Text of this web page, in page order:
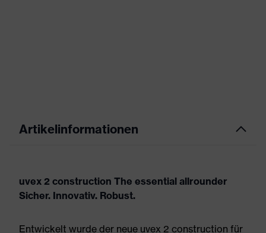
Artikelinformationen
uvex 2 construction The essential allrounder
Sicher. Innovativ. Robust.
Entwickelt wurde der neue uvex 2 construction für